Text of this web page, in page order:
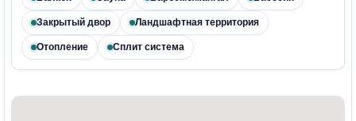
Закрытый двор Ландшафтная территория
Отопление Сплит система